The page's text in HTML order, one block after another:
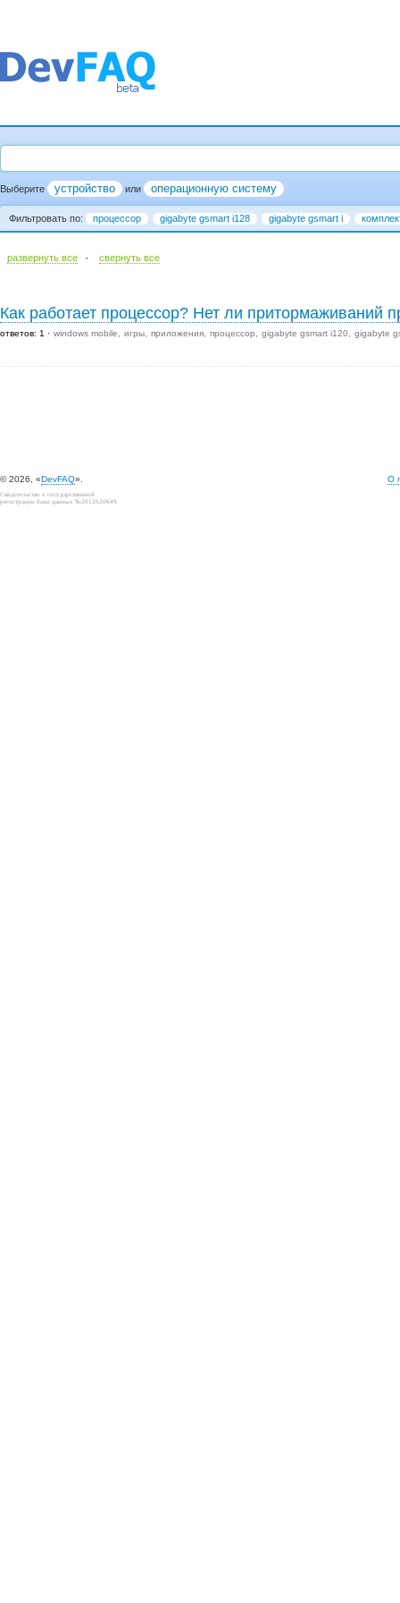
Выберите устройство или операционную систему
Фильтровать по: процессор gigabyte gsmart i128 gigabyte gsmart i
развернуть все · cвернуть все
Как работает процессор? Нет ли притормаживаний
ответов: 1 windows mobile игры приложения процессор gigabyte gsmart i120 gigabyte
© 2026, «DevFAQ». О
Свидетельство о государственной
регистрации базы данных №2012620649.